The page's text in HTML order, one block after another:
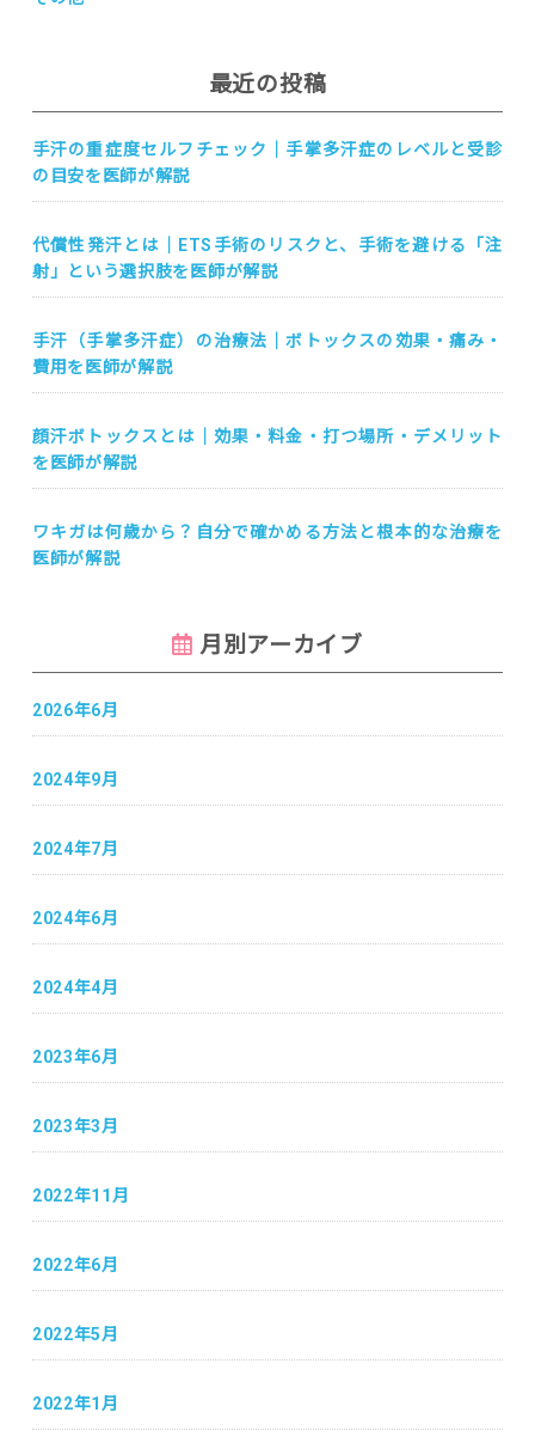
最近の投稿
手汗の重症度セルフチェック｜手掌多汗症のレベルと受診
の目安を医師が解説
代償性発汗とは｜ETS手術のリスクと、手術を避ける「注
射」という選択肢を医師が解説
手汗（手掌多汗症）の治療法｜ボトックスの効果・痛み・
費用を医師が解説
顔汗ボトックスとは｜効果・料金・打つ場所・デメリット
を医師が解説
ワキガは何歳から？自分で確かめる方法と根本的な治療を
医師が解説
月別アーカイブ
2026年6月
2024年9月
2024年7月
2024年6月
2024年4月
2023年6月
2023年3月
2022年11月
2022年6月
2022年5月
2022年1月